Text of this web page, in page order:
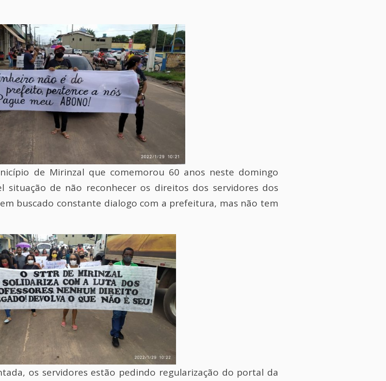
de Mirinzal que comemorou 60 anos neste domingo
situação de não reconhecer os direitos dos servidores dos
buscado constante dialogo com a prefeitura, mas não tem
os servidores estão pedindo regularização do portal da